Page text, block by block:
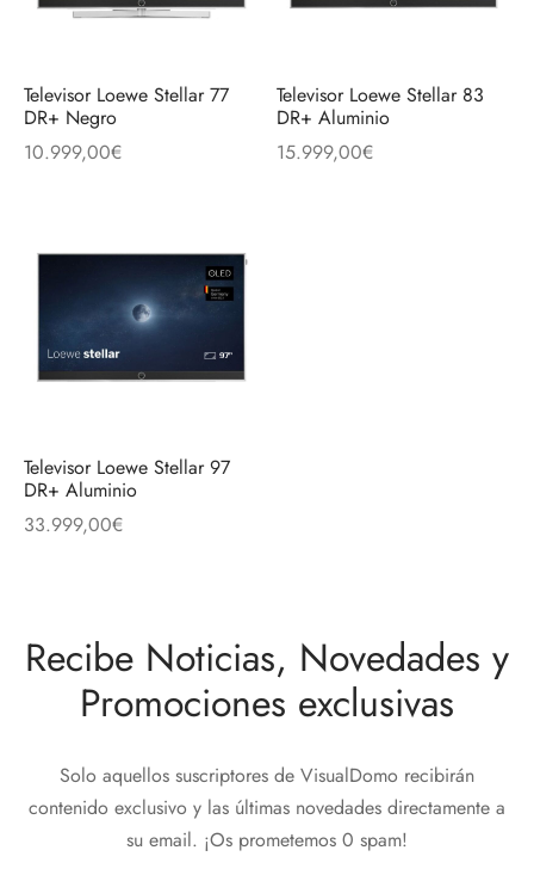
Televisor Loewe Stellar 77
DR+ Negro
10.999,00€
Televisor Loewe Stellar 83
DR+ Aluminio
15.999,00€
Televisor Loewe Stellar 97
DR+ Aluminio
33.999,00€
Recibe Noticias, Novedades y
Promociones exclusivas
Solo aquellos suscriptores de VisualDomo recibirán
contenido exclusivo y las últimas novedades directamente a
su email. ¡Os prometemos 0 spam!